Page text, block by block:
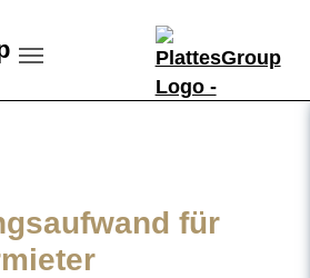
für